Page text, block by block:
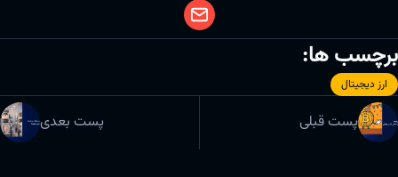
برچسب ها:
ارز دیجیتال
پست قبلی پست بعدی